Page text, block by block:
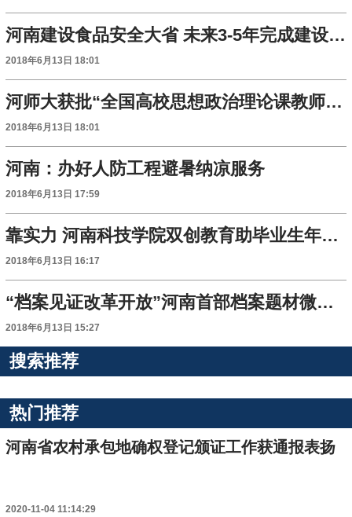
河南建设食品安全大省 未来3-5年完成建设指标
2018年6月13日 18:01
河师大获批“全国高校思想政治理论课教师研修基地”
2018年6月13日 18:01
河南：办好人防工程避暑纳凉服务
2018年6月13日 17:59
靠实力 河南科技学院双创教育助毕业生年薪超20万
2018年6月13日 16:17
“档案见证改革开放”河南首部档案题材微电影首映
2018年6月13日 15:27
搜索推荐
热门推荐
河南省农村承包地确权登记颁证工作获通报表扬
2020-11-04 11:14:29